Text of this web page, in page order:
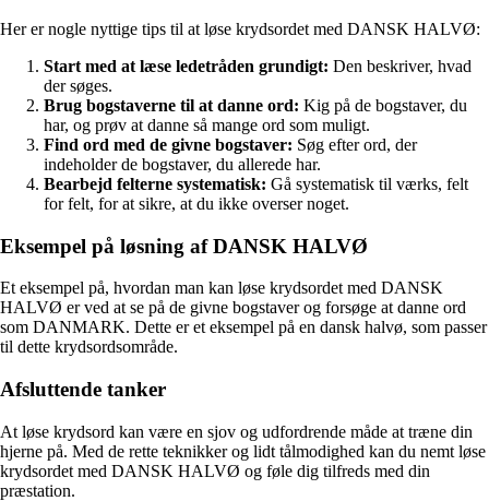
Her er nogle nyttige tips til at løse krydsordet med DANSK HALVØ:
Start med at læse ledetråden grundigt: Den beskriver, hvad
der søges.
Brug bogstaverne til at danne ord: Kig på de bogstaver, du
har, og prøv at danne så mange ord som muligt.
Find ord med de givne bogstaver: Søg efter ord, der
indeholder de bogstaver, du allerede har.
Bearbejd felterne systematisk: Gå systematisk til værks, felt
for felt, for at sikre, at du ikke overser noget.
Eksempel på løsning af DANSK HALVØ
Et eksempel på, hvordan man kan løse krydsordet med DANSK
HALVØ er ved at se på de givne bogstaver og forsøge at danne ord
som DANMARK. Dette er et eksempel på en dansk halvø, som passer
til dette krydsordsområde.
Afsluttende tanker
At løse krydsord kan være en sjov og udfordrende måde at træne din
hjerne på. Med de rette teknikker og lidt tålmodighed kan du nemt løse
krydsordet med DANSK HALVØ og føle dig tilfreds med din
præstation.